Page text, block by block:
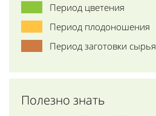
Период цветения
Период плодоношения
Период заготовки сырья
Полезно знать